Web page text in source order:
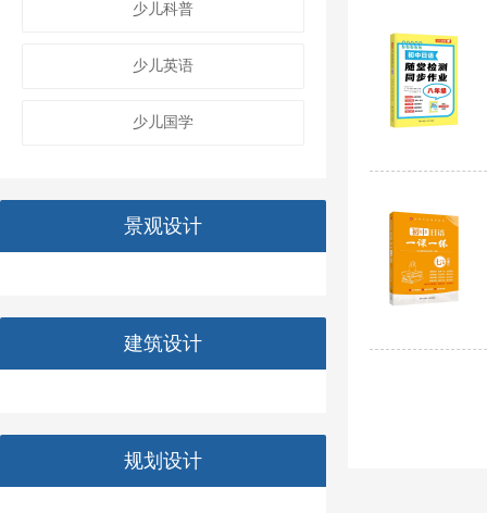
少儿科普
少儿英语
少儿国学
景观设计
建筑设计
规划设计